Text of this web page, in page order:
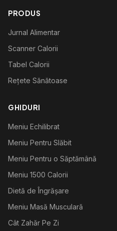
PRODUS
Jurnal Alimentar
Scanner Calorii
Tabel Calorii
Rețete Sănătoase
GHIDURI
Meniu Echilibrat
Meniu Pentru Slăbit
Meniu Pentru o Săptămână
Meniu 1500 Calorii
Dietă de Îngrășare
Meniu Masă Musculară
Cât Zahăr Pe Zi